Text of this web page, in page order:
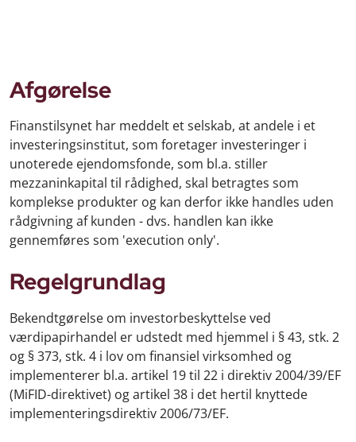
Afgørelse
Finanstilsynet har meddelt et selskab, at andele i et
investeringsinstitut, som foretager investeringer i
unoterede ejendomsfonde, som bl.a. stiller
mezzaninkapital til rådighed, skal betragtes som
komplekse produkter og kan derfor ikke handles uden
rådgivning af kunden - dvs. handlen kan ikke
gennemføres som 'execution only'.
Regelgrundlag
Bekendtgørelse om investorbeskyttelse ved
værdipapirhandel er udstedt med hjemmel i § 43, stk. 2
og § 373, stk. 4 i lov om finansiel virksomhed og
implementerer bl.a. artikel 19 til 22 i direktiv 2004/39/EF
(MiFID-direktivet) og artikel 38 i det hertil knyttede
implementeringsdirektiv 2006/73/EF.